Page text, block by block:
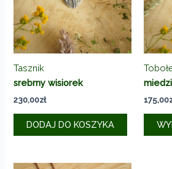
Tasznik
srebrny wisiorek
230,00zł
DODAJ DO KOSZYKA
175,00